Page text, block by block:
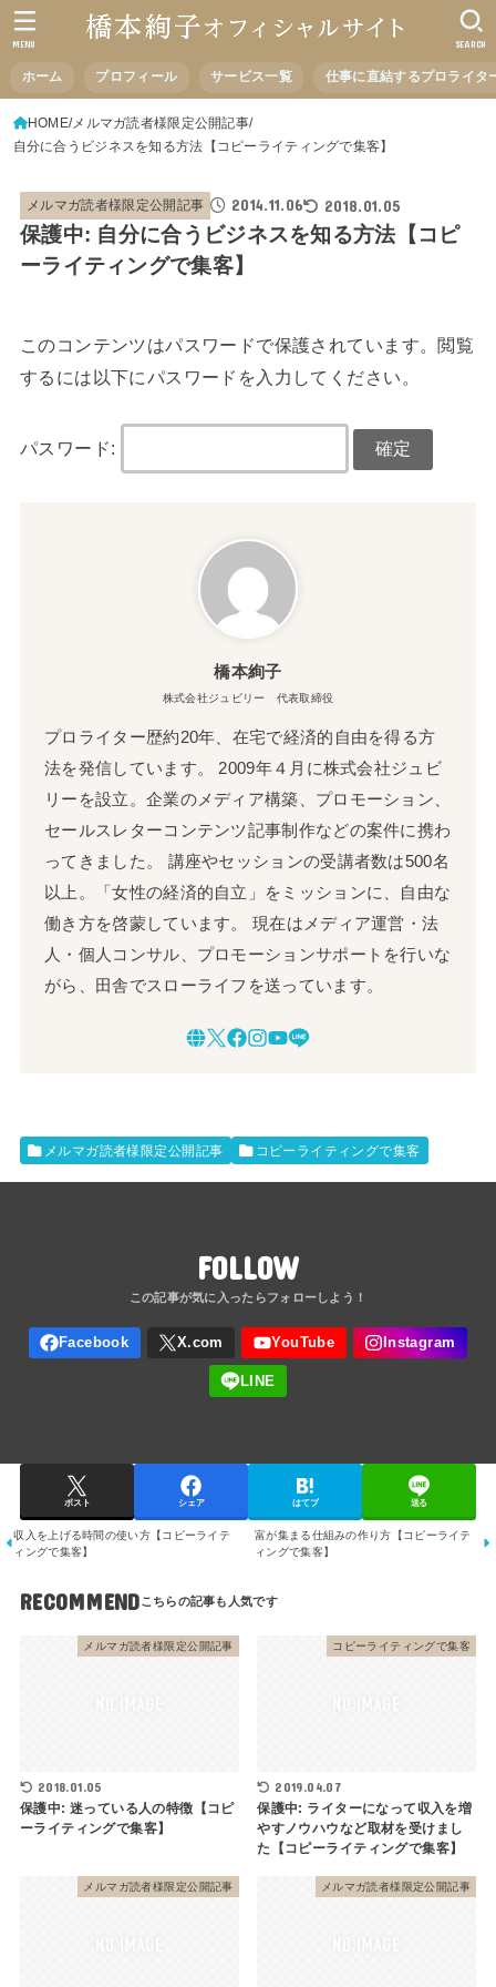
ホーム プロフィール サービス一覧 仕事に直結するプロライタ
SEARCH
MENU
HOME メルマガ読者様限定公開記事
自分に合うビジネスを知る方法【コピーライティングで集客】
メルマガ読者様限定公開記事 2014.11.06 2018.01.05
保護中: 自分に合うビジネスを知る方法【コピ
ーライティングで集客】
このコンテンツはパスワードで保護されています。閲覧
するには以下にパスワードを入力してください。
パスワード:
橋本絢子
株式会社ジュビリー 代表取締役
プロライター歴約20年、在宅で経済的自由を得る方
法を発信しています。 2009年４月に株式会社ジュビ
リーを設立。企業のメディア構築、プロモーション、
セールスレターコンテンツ記事制作などの案件に携わ
ってきました。 講座やセッションの受講者数は500名
以上。「女性の経済的自立」をミッションに、自由な
働き方を啓蒙しています。 現在はメディア運営・法
人・個人コンサル、プロモーションサポートを行いな
がら、田舎でスローライフを送っています。
メルマガ読者様限定公開記事 コピーライティングで集客
FOLLOW
ポスト シェア はてブ 送る
収入を上げる時間の使い方【コピーライテ
ィングで集客】
富が集まる仕組みの作り方【コピーライテ
ィングで集客】
RECOMMEND
メルマガ読者様限定公開記事
2018.01.05
保護中: 迷っている人の特徴【コピ
ーライティングで集客】
コピーライティングで集客
2019.04.07
保護中: ライターになって収入を増
やすノウハウなど取材を受けまし
た【コピーライティングで集客】
メルマガ読者様限定公開記事 メルマガ読者様限定公開記事